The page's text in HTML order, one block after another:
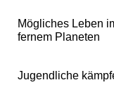
Mögliches Leben
fernem Planeten
Jugendliche